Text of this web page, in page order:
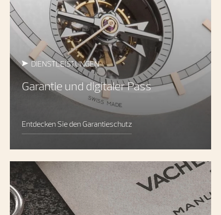
DIENSTLEISTUNGEN
Garantie und digitaler Pass
Entdecken Sie den Garantieschutz